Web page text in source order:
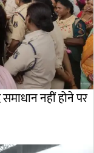
नहीं होने पर